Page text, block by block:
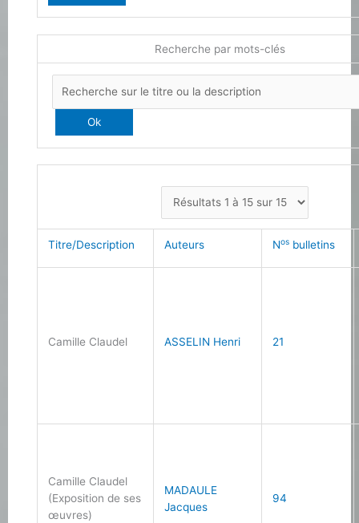
Recherche par mots-clés
Titre/Description Auteurs Nos bulletins
Camille Claudel ASSELIN Henri 21
Camille Claudel
(Exposition de ses
œuvres)
MADAULE
Jacques
94